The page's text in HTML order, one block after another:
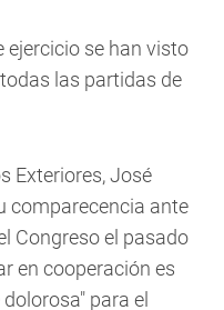
ejercicio se han visto
las partidas de
Exteriores, José
comparecencia ante
Congreso el pasado
en cooperación es
para el